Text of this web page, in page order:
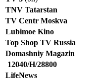
TNV Tatarstan
TV Centr Moskva
Lubimoe Kino
Top Shop TV Russia
Domashniy Magazin
12040/H/28800
LifeNews